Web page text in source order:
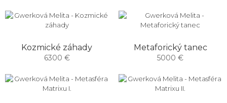
Kozmické záhady
6300 €
Metaforický tanec
5000 €